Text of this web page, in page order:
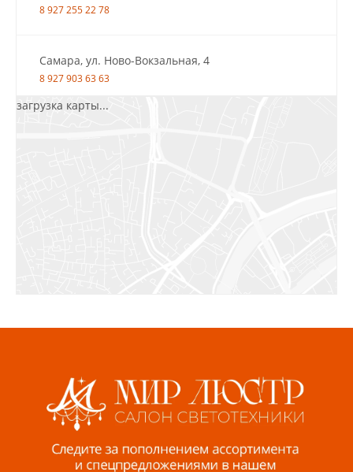
8 927 255 22 78
Самара, ул. Ново-Вокзальная, 4
8 927 903 63 63
Пенза, ул. Пролетарская, 61 ТЦ "Стройбери"
загрузка карты...